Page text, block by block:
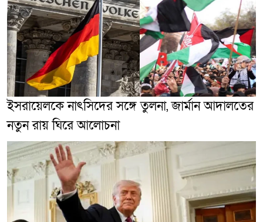
ইসরায়েলকে নাৎসিদের সঙ্গে তুলনা, জার্মান আদালতের
নতুন রায় ঘিরে আলোচনা